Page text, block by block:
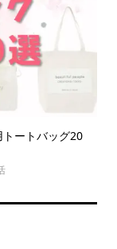
トートバッグ20